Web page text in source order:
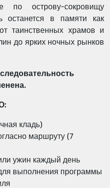
по острову-сокровищу
останется в памяти как
таинственных храмов и
до ярких ночных рынков
кладь)
маршруту (7
ужин каждый день
выполнения программы